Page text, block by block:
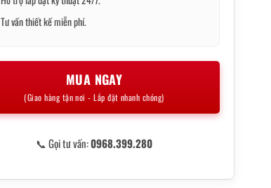
Tư vấn thiết kế miễn phí.
MUA NGAY
(Giao hàng tận nơi - Lắp đặt nhanh chóng)
📞 Gọi tư vấn:0968.399.280